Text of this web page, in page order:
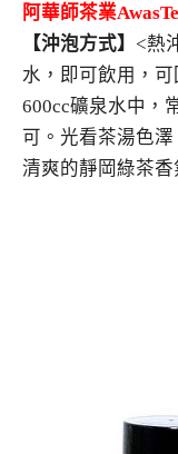
阿華師茶業
【沖泡方式】 <熱
水，即可飲用，
600cc礦泉水中，
可。光看茶湯色
清爽的靜岡綠茶香